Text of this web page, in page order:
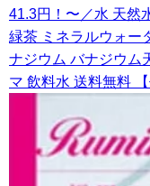
41.3円！〜／水 天然
緑茶 ミネラルウォー
ナジウム バナジウム
マ 飲料水 送料無料 【